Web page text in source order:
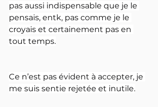
pas aussi indispensable que je le
pensais, entk, pas comme je le
croyais et certainement pas en
tout temps.
Ce n’est pas évident à accepter, je
me suis sentie rejetée et inutile.